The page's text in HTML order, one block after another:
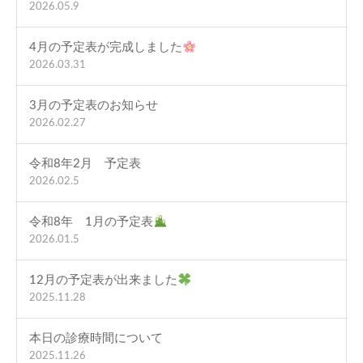
2026.05.9
4月の予定表が完成しました
2026.03.31
3月の予定表のお知らせ
2026.02.27
令和8年2月 予定表
2026.02.5
令和8年 1月の予定表
2026.01.5
12月の予定表が出来ました
2025.11.28
本日の診療時間について
2025.11.26